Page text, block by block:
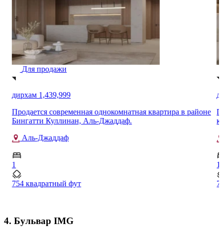
Для продажи
дирхам 2,771,000
Продается современная 1-комнатная квартира премиум-
класса в жилом комплексе City Walk Crestlane 5, корпус
Прогулка по городу Дубай
796 квадратный фут
4. Бульвар IMG